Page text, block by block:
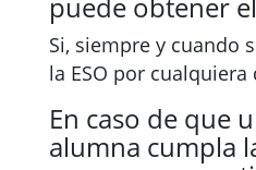
Si, siempre y cuando
la ESO por cualquiera
En caso de que
alumna cumpla